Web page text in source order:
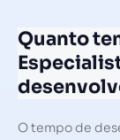
Quanto
O tempo de